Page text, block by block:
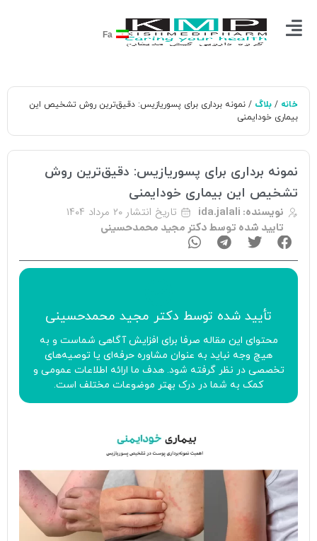
Fa
خانه / بلاگ / نمونه برداری برای پسوریازیس: دقیق‌ترین روش تشخیص این
بیماری خودایمنی
نمونه برداری برای پسوریازیس: دقیق‌ترین روش
تشخیص این بیماری خودایمنی
نویسنده: ida.jalali تاریخ انتشار ۲۰ مرداد ۱۴۰۴
تایید شده توسط دکتر مجید محمدحسینی
تأیید‌‌‌‌‌‌‌ شده توسط دکتر مجید محمدحسینی
محتوای این مقاله صرفا برای افزایش آگاهی شماست و به
هیچ وجه نباید به عنوان مشاوره حرفه‌ای یا توصیه‌های
تخصصی در نظر گرفته شود. هدف ما ارائه اطلاعات عمومی و
کمک به شما در درک بهتر موضوعات مختلف است.